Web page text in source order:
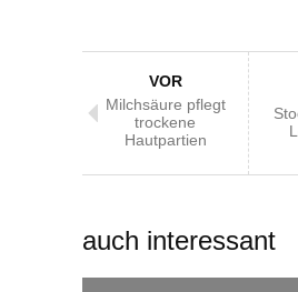
VOR
Milchsäure pflegt
trockene
Hautpartien
auch interessant